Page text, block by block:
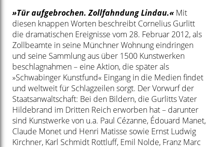
»Tür aufgebrochen. Zollfahndung Lindau.« Mit
diesen knappen Worten beschreibt Cornelius Gurlitt
die dramatischen Ereignisse vom 28. Februar 2012, als
Zollbeamte in seine Münchner Wohnung eindringen
und seine Sammlung aus über 1500 Kunstwerken
beschlagnahmen – eine Aktion, die später als
»Schwabinger Kunstfund« Eingang in die Medien findet
und weltweit für Schlagzeilen sorgt. Der Vorwurf der
Staatsanwaltschaft: Bei den Bildern, die Gurlitts Vater
Hildebrand im Dritten Reich erworben hat – darunter
sind Kunstwerke von u.a. Paul Cézanne, Édouard Manet,
Claude Monet und Henri Matisse sowie Ernst Ludwig
Kirchner, Karl Schmidt Rottluff, Emil Nolde, Franz Marc